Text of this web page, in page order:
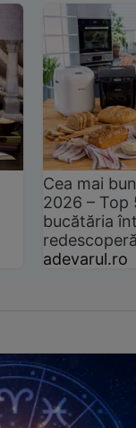
Cea mai
2026 –
bucătăria
adevarul.ro